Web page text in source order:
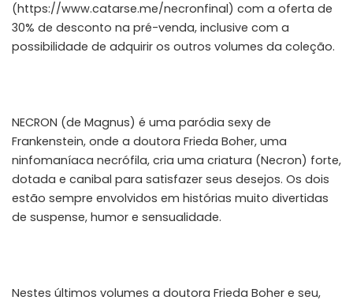
(https://www.catarse.me/necronfinal) com a oferta de
30% de desconto na pré-venda, inclusive com a
possibilidade de adquirir os outros volumes da coleção.
NECRON (de Magnus) é uma paródia sexy de
Frankenstein, onde a doutora Frieda Boher, uma
ninfomaníaca necrófila, cria uma criatura (Necron) forte,
dotada e canibal para satisfazer seus desejos. Os dois
estão sempre envolvidos em histórias muito divertidas
de suspense, humor e sensualidade.
Nestes últimos volumes a doutora Frieda Boher e seu,